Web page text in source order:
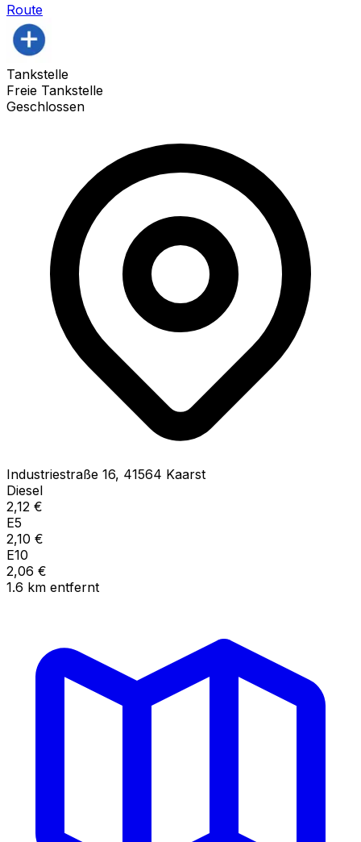
Route
Tankstelle
Freie Tankstelle
Geschlossen
Industriestraße 16, 41564 Kaarst
Diesel
2,12 €
E5
2,10 €
E10
2,06 €
1.6 km entfernt